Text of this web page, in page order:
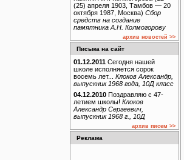
(25) апреля 1903, Тамбов — 20
октября 1987, Москва) Сбор
средств на создание
памятника А.Н. Колмогорову
архив новостей >>
Письма на сайт
01.12.2011 Сегодня нашей
школе исполняется сорок
восемь лет... Клоков Александр,
выпускник 1968 года, 10Д класс
04.12.2010 Поздравляю с 47-
летием школы! Клоков
Александр Сергеевич,
выпускник 1968 г., 10Д
архив писем >>
Реклама